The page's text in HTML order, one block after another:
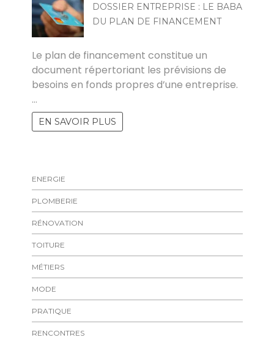
DOSSIER ENTREPRISE : LE BABA
DU PLAN DE FINANCEMENT
Le plan de financement constitue un
document répertoriant les prévisions de
besoins en fonds propres d’une entreprise.
…
EN SAVOIR PLUS
ENERGIE
PLOMBERIE
RÉNOVATION
TOITURE
MÉTIERS
MODE
PRATIQUE
RENCONTRES